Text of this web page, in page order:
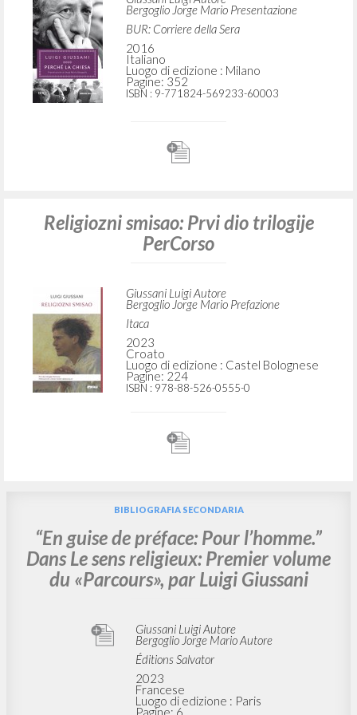
Bergoglio Jorge Mario Presentazione
BUR: Corriere della Sera
2016
Italiano
Luogo di edizione : Milano
Pagine: 352
ISBN : 9-771824-569233-60003
Religiozni smisao: Prvi dio trilogije
PerCorso
Giussani Luigi Autore
Bergoglio Jorge Mario Prefazione
Itaca
2023
Croato
Luogo di edizione : Castel Bolognese
Pagine: 224
ISBN : 978-88-526-0555-0
BIBLIOGRAFIA SECONDARIA
“En guise de préface: Pour l’homme.”
Dans Le sens religieux: Premier volume
du «Parcours», par Luigi Giussani
Giussani Luigi Autore
Bergoglio Jorge Mario Autore
Éditions Salvator
2023
Francese
Luogo di edizione : Paris